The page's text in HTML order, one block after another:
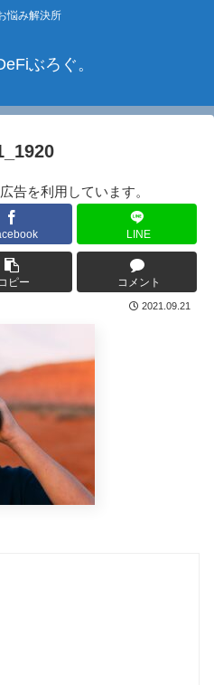
悩み解決所
ぶろぐ。
告を利用しています。
LINE
ピー コメント
2021.09.21